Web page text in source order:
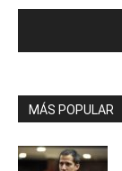
MÁS POPULAR